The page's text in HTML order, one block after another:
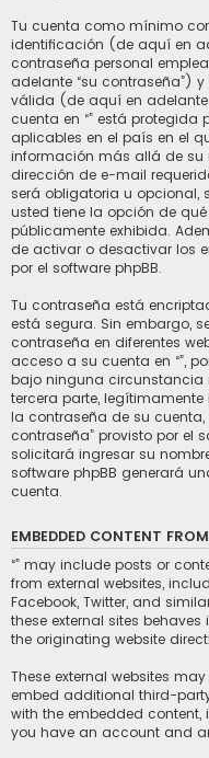
Tu cuenta como mínimo
identificación (de aquí en
contraseña personal
adelante “su contraseña”)
válida (de aquí en adelante
cuenta en “” está
aplicables en el país en el
información más allá de su
dirección de e-mail
será obligatoria u opcional,
usted tiene la opción de
públicamente exhibida.
de activar o desactivar los
por el software phpBB.
Tu contraseña está
está segura. Sin embargo,
contraseña en diferentes
acceso a su cuenta en “”,
bajo ninguna circunstancia
tercera parte,
la contraseña de su cuenta,
contraseña” provisto por el
solicitará ingresar su
software phpBB generará
cuenta.
EMBEDDED CONTENT
“” may include posts or
from external websites,
Facebook, Twitter, and
these external sites
the originating website
These external websites
embed additional third-
with the embedded
you have an account and